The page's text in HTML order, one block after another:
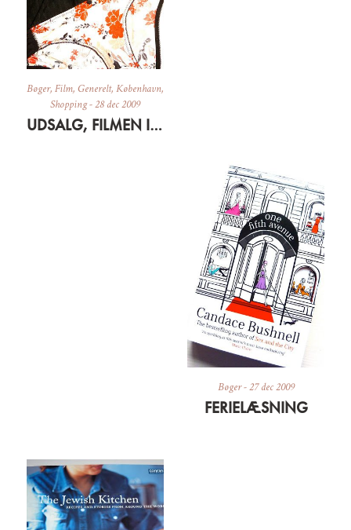
Bøger, Film, Generelt, København,
Shopping-28 dec 2009
UDSALG, FILMEN I GÅR OG TOLSTOJ
Bøger-27 dec 2009
FERIELÆSNING